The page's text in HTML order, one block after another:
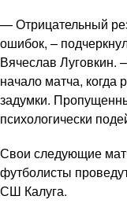
— Отрицательный
ошибок, –
Вячеслав Луговкин.
начало матча, когда
задумки.
психологически
Свои следующие
футболисты
СШ Калуга.